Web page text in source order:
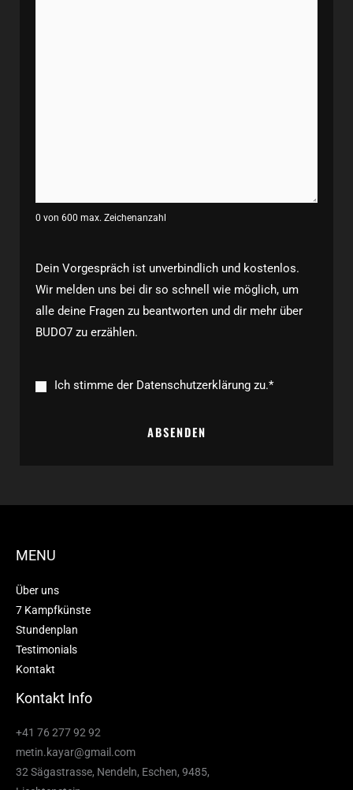
0 von 600 max. Zeichenanzahl
Dein Vorgespräch ist unverbindlich und kostenlos.
Wir melden uns bei dir so schnell wie möglich, um
alle deine Fragen zu beantworten und dir mehr über
BUDO7 zu erzählen.
Consent*
Ich stimme der Datenschutzerklärung zu.*
MENU
Über uns
7 Kampfkünste
Stundenplan
Testimonials
Kontakt
Kontakt Info
+41 76 277 92 92
metin.kayar@gmail.com
32 Sägastrasse, Nendeln, Eschen, 9485,